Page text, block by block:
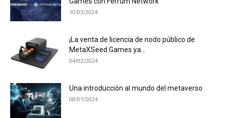
10/03/2024
¡La venta de licencia de nodo público de
MetaXSeed Games ya...
04/02/2024
Una introducción al mundo del metaverso
08/01/2024